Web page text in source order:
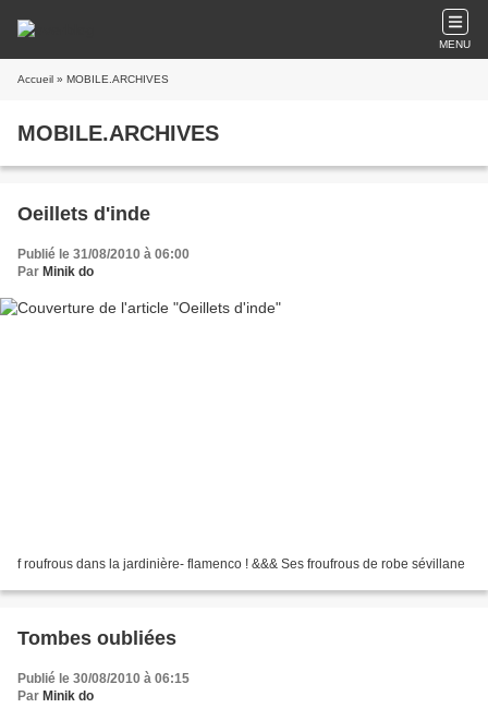
MENU
Accueil » MOBILE.ARCHIVES
MOBILE.ARCHIVES
Oeillets d'inde
Publié le 31/08/2010 à 06:00
Par Minik do
f roufrous dans la jardinière- flamenco ! &&& Ses froufrous de robe sévillane
Tombes oubliées
Publié le 30/08/2010 à 06:15
Par Minik do